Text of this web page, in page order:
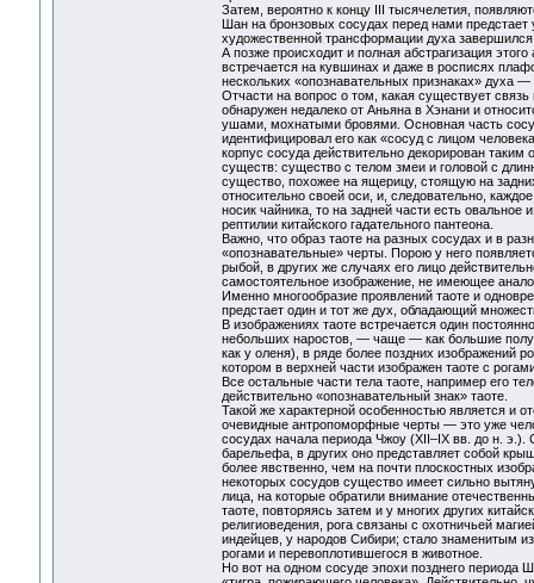
Затем, вероятно к концу III тысячелетия,
Шан на бронзовых сосудах перед нами
художественной трансформации духа
А позже происходит и полная абстрагизация
встречается на кувшинах и даже в росписях
нескольких «опознавательных признаках» духа
Отчасти на вопрос о том, какая существует
обнаружен недалеко от Аньяна в Хэнани и
ушами, мохнатыми бровями. Основная часть
идентифицировал его как «сосуд с лицом
корпус сосуда действительно декорирован
существ: существо с телом змеи и головой с
существо, похожее на ящерицу, стоящую на
относительно своей оси, и, следовательно,
носик чайника, то на задней части есть
рептилии китайского гадательного пантеона.
Важно, что образ таоте на разных сосудах и в
«опознавательные» черты. Порою у него
рыбой, в других же случаях его лицо
самостоятельное изображение, не имеющее
Именно многообразие проявлений таоте и
предстает один и тот же дух, обладающий
В изображениях таоте встречается один
небольших наростов, — чаще — как большие
как у оленя), в ряде более поздних изображений
котором в верхней части изображен таоте с
Все остальные части тела таоте, например его
действительно «опознавательный знак» таоте.
Такой же характерной особенностью является и
очевидные антропоморфные черты — это уже
сосудах начала периода Чжоу (XII–IX вв. до н.
барельефа, в других оно представляет собой
более явственно, чем на почти плоскостных
некоторых сосудов существо имеет сильно
лица, на которые обратили внимание
таоте, повторяясь затем и у многих других
религиоведения, рога связаны с охотничьей
индейцев, у народов Сибири; стало знаменитым
рогами и перевоплотившегося в животное.
Но вот на одном сосуде эпохи позднего